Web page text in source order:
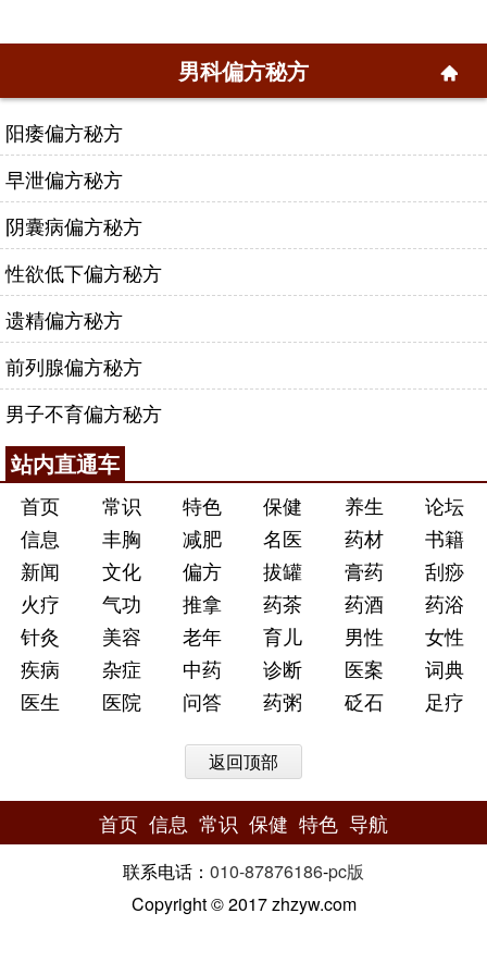
男科偏方秘方
阳痿偏方秘方
早泄偏方秘方
阴囊病偏方秘方
性欲低下偏方秘方
遗精偏方秘方
前列腺偏方秘方
男子不育偏方秘方
站内直通车
首页 常识 特色 保健 养生
论坛
信息
丰胸 减肥 名医 药材
书籍
新闻
文化 偏方 拔罐 膏药
刮痧
火疗
气功 推拿 药茶 药酒
药浴
针灸
美容 老年 育儿 男性
女性
疾病
杂症 中药 诊断 医案
词典
医生
医院 问答 药粥 砭石 足疗
返回顶部
首页 信息 常识 保健 特色 导航
联系电话： 010-87876186-pc版
Copyright © 2017 zhzyw.com